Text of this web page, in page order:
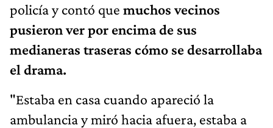
policía y contó que muchos vecinos
pusieron ver por encima de sus
medianeras traseras cómo se desarrollaba
el drama.
"Estaba en casa cuando apareció la
ambulancia y miró hacia afuera, estaba a